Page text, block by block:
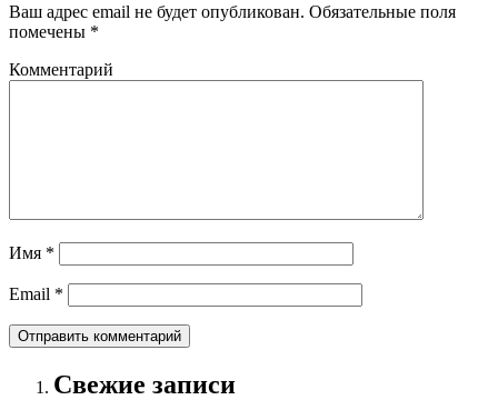
Ваш адрес email не будет опубликован. Обязательные поля
помечены *
Комментарий
Имя *
Email *
Свежие записи